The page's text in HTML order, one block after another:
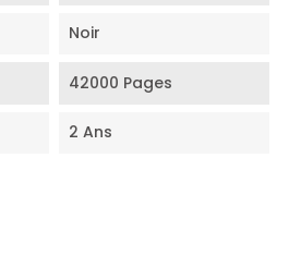
Noir
42000 Pages
2 Ans